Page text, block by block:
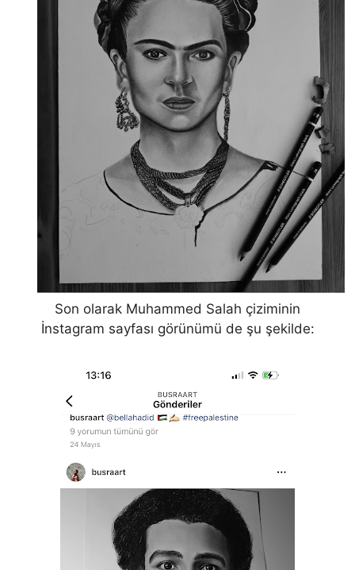
Son olarak Muhammed Salah çiziminin
İnstagram sayfası görünümü de şu şekilde: